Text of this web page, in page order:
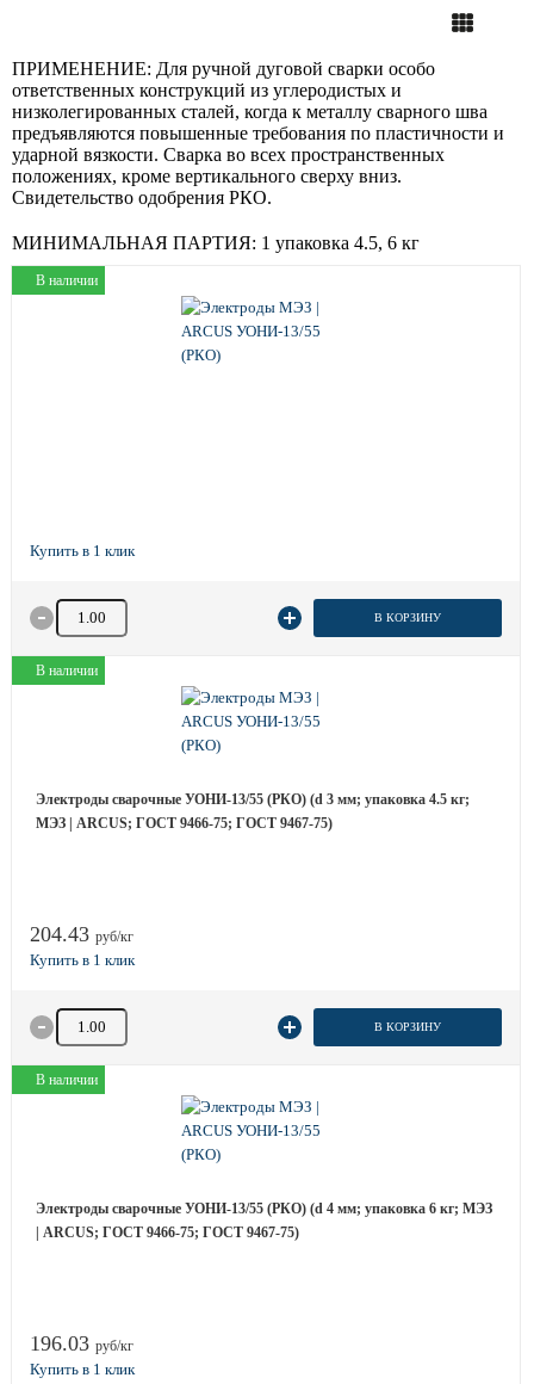
ПРИМЕНЕНИЕ: Для ручной дуговой сварки особо
ответственных конструкций из углеродистых и
низколегированных сталей, когда к металлу сварного шва
предъявляются повышенные требования по пластичности и
ударной вязкости. Сварка во всех пространственных
положениях, кроме вертикального сверху вниз.
Свидетельство одобрения РКО.
МИНИМАЛЬНАЯ ПАРТИЯ: 1 упаковка 4.5, 6 кг
В наличии
Количество товара В КОРЗИНУ
В наличии
Электроды сварочные УОНИ-13/55 (РКО) (d 3 мм; упаковка 4.5 кг;
МЭЗ | ARCUS; ГОСТ 9466-75; ГОСТ 9467-75)
204.43 руб/кг
Количество товара В КОРЗИНУ
В наличии
Электроды сварочные УОНИ-13/55 (РКО) (d 4 мм; упаковка 6 кг; МЭЗ
| ARCUS; ГОСТ 9466-75; ГОСТ 9467-75)
196.03 руб/кг